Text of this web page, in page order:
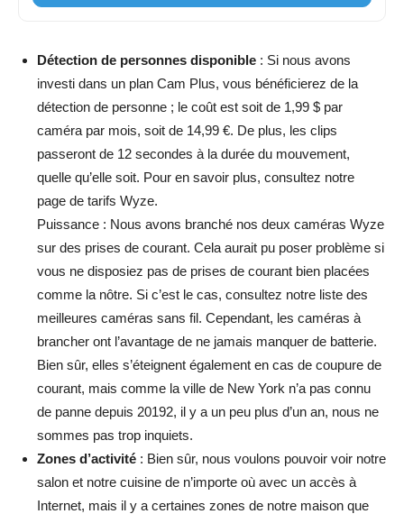
Détection de personnes disponible : Si nous avons
investi dans un plan Cam Plus, vous bénéficierez de la
détection de personne ; le coût est soit de 1,99 $ par
caméra par mois, soit de 14,99 €. De plus, les clips
passeront de 12 secondes à la durée du mouvement,
quelle qu’elle soit. Pour en savoir plus, consultez notre
page de tarifs Wyze.
Puissance : Nous avons branché nos deux caméras Wyze
sur des prises de courant. Cela aurait pu poser problème si
vous ne disposiez pas de prises de courant bien placées
comme la nôtre. Si c’est le cas, consultez notre liste des
meilleures caméras sans fil. Cependant, les caméras à
brancher ont l’avantage de ne jamais manquer de batterie.
Bien sûr, elles s’éteignent également en cas de coupure de
courant, mais comme la ville de New York n’a pas connu
de panne depuis 20192, il y a un peu plus d’un an, nous ne
sommes pas trop inquiets.
Zones d’activité : Bien sûr, nous voulons pouvoir voir notre
salon et notre cuisine de n’importe où avec un accès à
Internet, mais il y a certaines zones de notre maison que